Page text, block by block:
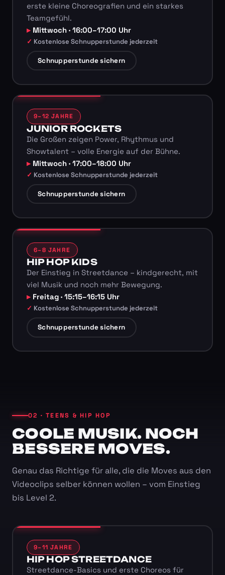
erste kleine Choreografien und ein starkes
Teamgefühl.
Mittwoch · 16:00–17:00 Uhr
Kostenlose Schnupperstunde jederzeit
Schnupperstunde sichern
9–12 JAHRE
JUNIOR ROCKETS
Die Großen zeigen Power, Rhythmus und
Showtalent – volle Energie auf der Bühne.
Mittwoch · 17:00–18:00 Uhr
Kostenlose Schnupperstunde jederzeit
Schnupperstunde sichern
6–8 JAHRE
HIP HOP KIDS
Der Einstieg in Streetdance – kindgerecht, mit
viel Musik und noch mehr Bewegung.
Freitag · 15:15–16:15 Uhr
Kostenlose Schnupperstunde jederzeit
Schnupperstunde sichern
02 · TEENS & HIP HOP
COOLE MUSIK. NOCH
BESSERE MOVES.
Genau das Richtige für alle, die die Moves aus den
Videoclips selber können wollen – vom Einstieg
bis Level 2.
9–11 JAHRE
HIP HOP STREETDANCE
Streetdance-Basics und erste Choreos für